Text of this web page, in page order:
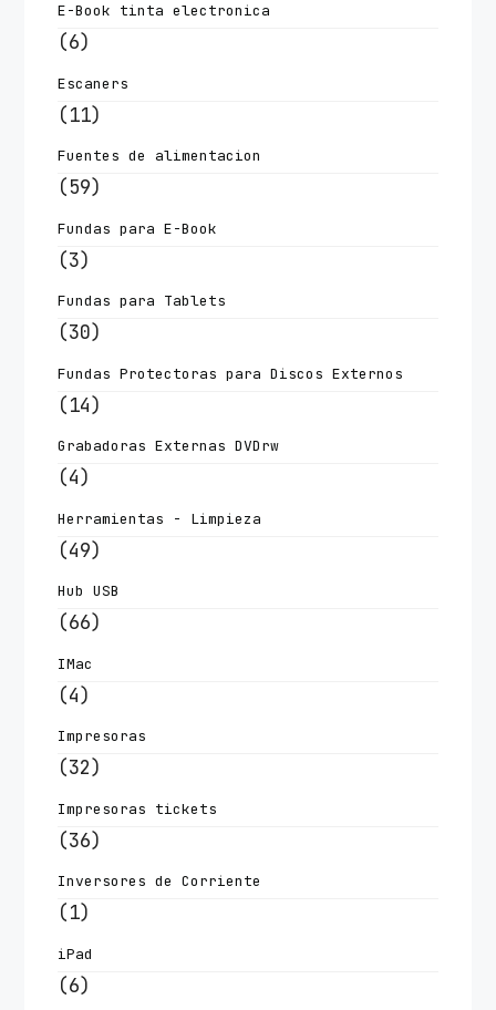
E-Book tinta electronica
(6)
Escaners
(11)
Fuentes de alimentacion
(59)
Fundas para E-Book
(3)
Fundas para Tablets
(30)
Fundas Protectoras para Discos Externos
(14)
Grabadoras Externas DVDrw
(4)
Herramientas - Limpieza
(49)
Hub USB
(66)
IMac
(4)
Impresoras
(32)
Impresoras tickets
(36)
Inversores de Corriente
(1)
iPad
(6)